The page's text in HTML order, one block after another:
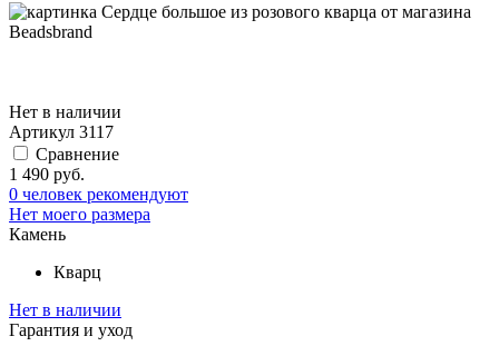
Нет в наличии
Артикул 3117
Сравнение
1 490 руб.
0 человек рекомендуют
Нет моего размера
Камень
Кварц
Нет в наличии
Гарантия и уход